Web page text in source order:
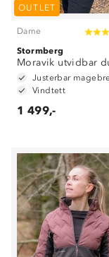
OUTLET
Dame
Stormberg
Moravik utvidbar
Justerbar
Vindtett
1 499,-